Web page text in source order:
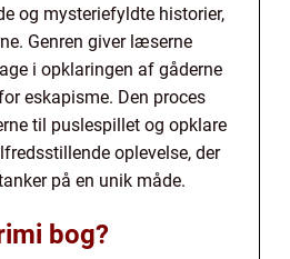
og mysteriefyldte historier,
Genren giver læserne
i opklaringen af gåderne
eskapisme. Den proces
til puslespillet og opklare
oplevelse, der
på en unik måde.
bog?